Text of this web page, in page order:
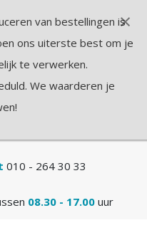
010 - 264 30 33
08.30 - 17.00uur
×
van bestellingen is
ons uiterste best om je
te verwerken.
We waarderen je